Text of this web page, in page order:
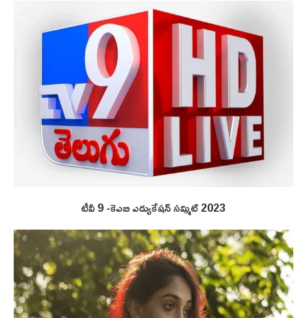
టీవీ 9 -కెఎబి ఎడ్యుకేషన్ సమ్మిట్ 2023